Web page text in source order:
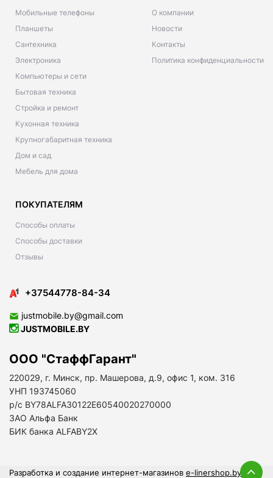
Мобильные телефоны
Планшеты
Сантехника
Электроника
Компьютеры и сети
Бытовая техника
Стройка и ремонт
Кухонная техника
Крупногабаритная техника
Дом и сад
Мебель для дома
О компании
Новости
Контакты
Политика конфиденциальности
ПОКУПАТЕЛЯМ
Способы оплаты
Способы доставки
Отзывы
+37544778-84-34
justmobile.by@gmail.com
JUSTMOBILE.BY
ООО "СтаффГарант"
220029, г. Минск, пр. Машерова, д.9, офис 1, ком. 316
УНП 193745060
р/с BY78ALFA30122E60540020270000
ЗАО Альфа Банк
БИК банка ALFABY2X
Разработка и создание интернет-магазинов e-linershop.by